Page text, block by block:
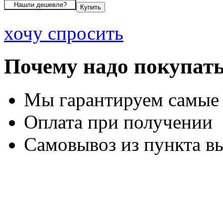
хочу спросить
Почему надо
Мы гарантируем
Оплата при получении
Самовывоз из пункта